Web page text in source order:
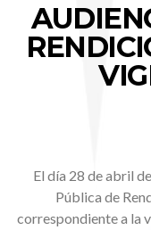
El día 28 de abril
Pública de
correspondiente a la